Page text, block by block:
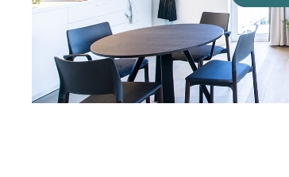
Incontinentiezorg
Injectiemateriaal
Infrastructuur
Instrumenten